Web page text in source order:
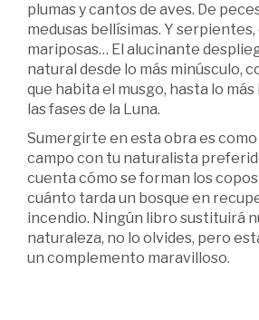
plumas y cantos de aves. De
medusas bellísimas. Y serpientes,
mariposas… El alucinante
natural desde lo más minúsculo,
que habita el musgo, hasta lo
las fases de la Luna.
Sumergirte en esta obra es como
campo con tu naturalista
cuenta cómo se forman los
cuánto tarda un bosque en
incendio. Ningún libro sustituirá
naturaleza, no lo olvides, pero
un complemento maravilloso.